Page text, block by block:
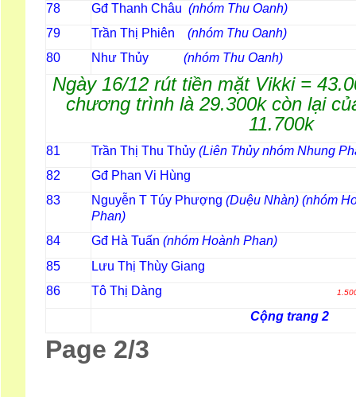
78 Gđ Thanh Châu (nhóm Thu Oanh)
79 Trần Thị Phiên (nhóm Thu Oanh)
80 Như Thủy (nhóm Thu
Ngày 16/12 rút tiền mặt Vikki =
chương trình là 29.300k còn lại
11.700k
81 Trần Thị Thu Thủy (Liên Thủy nhóm Nhung
82 Gđ Phan Vi Hùng
83 Nguyễn T Túy Phượng (Duệu Nhàn) (nhóm
Phan)
84 Gđ Hà Tuấn (nhóm Hoành Phan)
85 Lưu Thị Thùy Giang
86 Tô Thị Dàng
Cộng trang 2
Page 2/3